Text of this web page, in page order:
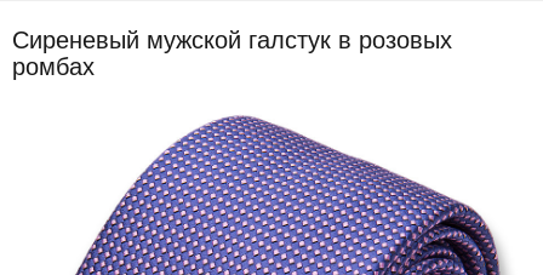
Сиреневый мужской галстук в розовых
ромбах